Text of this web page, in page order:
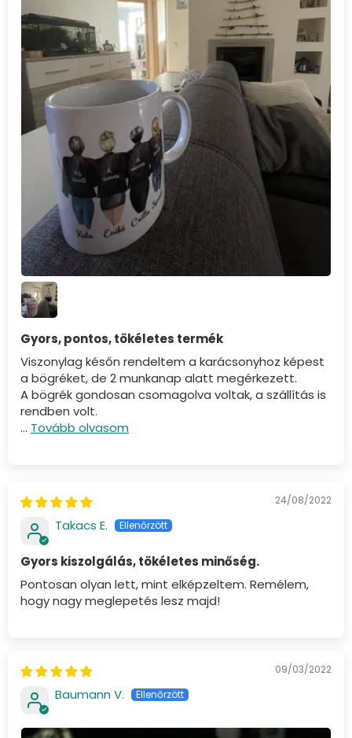
Gyors, pontos, tökéletes termék
Viszonylag későn rendeltem a karácsonyhoz képest
a bögréket, de 2 munkanap alatt megérkezett.
A bögrék gondosan csomagolva voltak, a szállítás is
rendben volt.
... Tovább olvasom
24/08/2022
Takacs E.
Gyors kiszolgálás, tökéletes minőség.
Pontosan olyan lett, mint elképzeltem. Remélem,
hogy nagy meglepetés lesz majd!
09/03/2022
Baumann V.